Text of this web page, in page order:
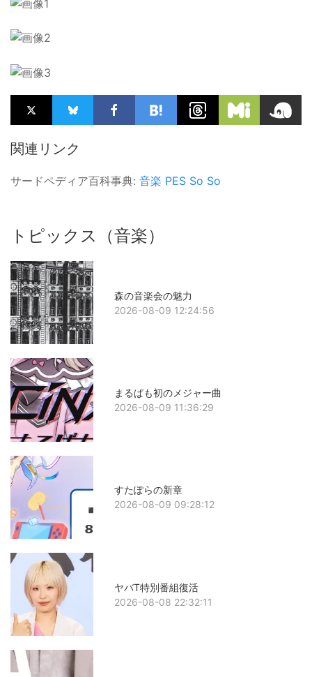
関連リンク
サードペディア百科事典: 音楽 PES So So
トピックス（音楽）
森の音楽会の魅力
2026-08-09 12:24:56
まるぱも初のメジャー曲
2026-08-09 11:36:29
すたぽらの新章
2026-08-09 09:28:12
ヤバT特別番組復活
2026-08-08 22:32:11